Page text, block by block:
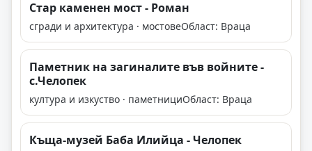
Стар каменен мост - Роман
сгради и архитектура · мостовеОбласт: Враца
Паметник на загиналите във войните -
с.Челопек
култура и изкуство · паметнициОбласт: Враца
Къща-музей Баба Илийца - Челопек